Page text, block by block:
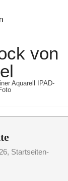
von
Aquarell IPAD-
, Startseiten-